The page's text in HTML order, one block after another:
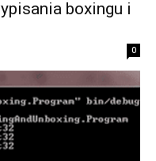
boxingu i
0